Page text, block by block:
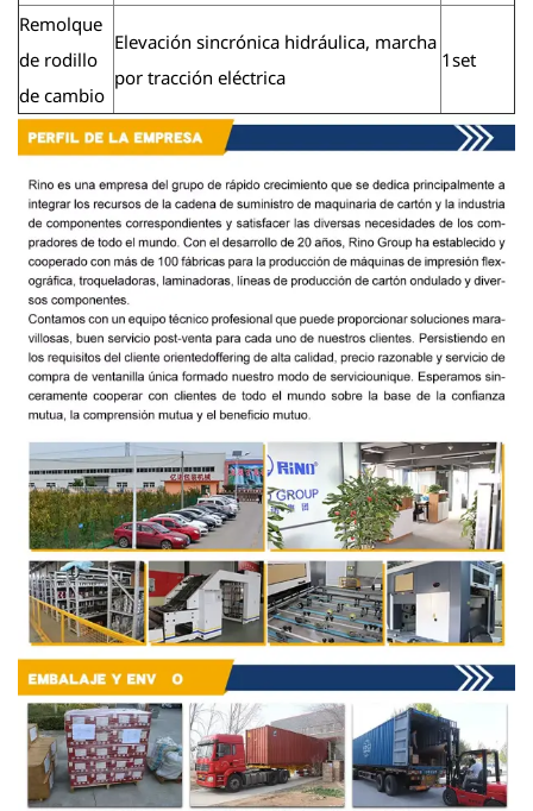
Remolque
de rodillo
de cambio
Elevación sincrónica hidráulica, marcha
por tracción eléctrica
1set